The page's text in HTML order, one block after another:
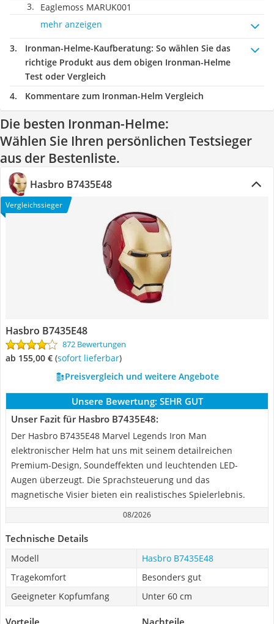
Eaglemoss MARUK001
mehr anzeigen
Ironman-Helme-Kaufberatung: So wählen Sie das
richtige Produkt aus dem obigen Ironman-Helme
Test oder Vergleich
Kommentare zum Ironman-Helm Vergleich
Die besten Ironman-Helme:
Wählen Sie Ihren persönlichen Testsieger
aus der Bestenliste.
Hasbro B7435E48
Vergleichssieger
Hasbro B7435E48
872 Bewertungen
ab 155,00 € ( Sofort lieferbar)
Preisvergleich und weitere Angebote
Unsere Bewertung: SEHR GUT
Unser Fazit für Hasbro B7435E48:
Der Hasbro B7435E48 Marvel Legends Iron Man
elektronischer Helm hat uns mit seinem detailreichen
Premium-Design, Soundeffekten und leuchtenden LED-
Augen überzeugt. Die Sprachsteuerung und das
magnetische Visier bieten ein realistisches Spielerlebnis.
08/2026
Technische Details
Modell
Hasbro B7435E48
Tragekomfort
Besonders gut
Geeigneter Kopfumfang
Unter 60 cm
Vorteile Nachteile